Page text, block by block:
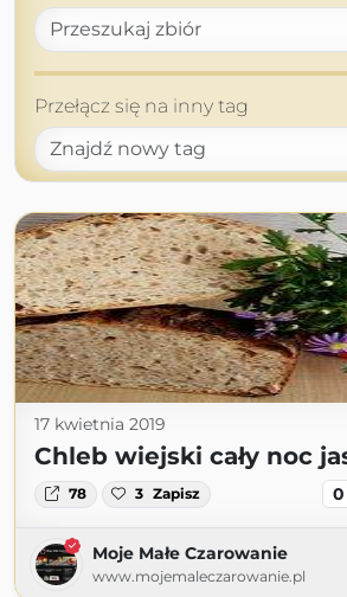
Przełącz się na inny tag
17 kwietnia 2019
Chleb wiejski cały noc
78 3 Zapisz 0
Moje Małe Czarowanie
www.mojemaleczarowanie.pl